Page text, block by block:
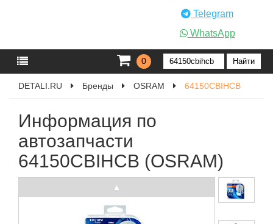
Telegram
WhatsApp
0
DETALI.RU Бренды OSRAM 64150CBIHCB
Информация по
автозапчасти
64150CBIHCB (OSRAM)